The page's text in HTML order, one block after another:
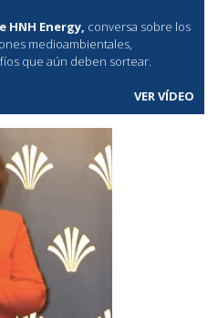
HNH Energy, conversa sobre los
medioambientales,
que aún deben sortear.
VER VÍDEO